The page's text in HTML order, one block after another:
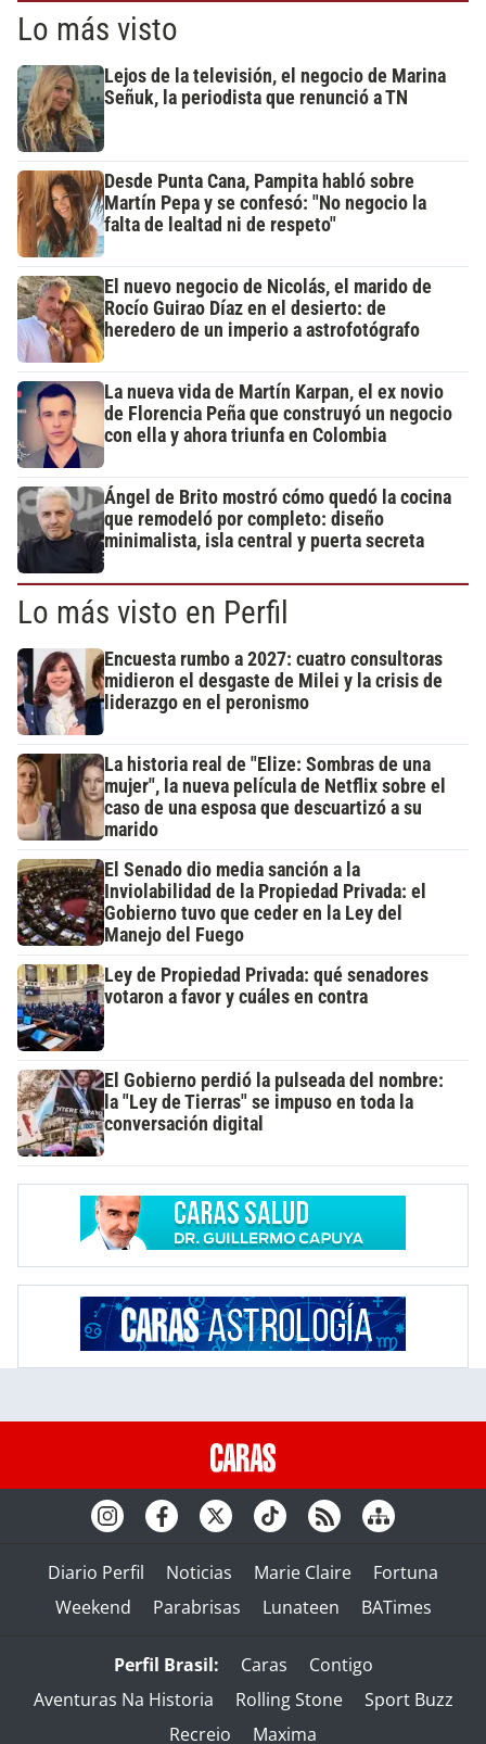
Lo más visto
Lejos de la televisión, el negocio de Marina
Señuk, la periodista que renunció a TN
Desde Punta Cana, Pampita habló sobre
Martín Pepa y se confesó: "No negocio la
falta de lealtad ni de respeto"
El nuevo negocio de Nicolás, el marido de
Rocío Guirao Díaz en el desierto: de
heredero de un imperio a astrofotógrafo
La nueva vida de Martín Karpan, el ex novio
de Florencia Peña que construyó un negocio
con ella y ahora triunfa en Colombia
Ángel de Brito mostró cómo quedó la cocina
que remodeló por completo: diseño
minimalista, isla central y puerta secreta
Lo más visto en Perfil
Encuesta rumbo a 2027: cuatro consultoras
midieron el desgaste de Milei y la crisis de
liderazgo en el peronismo
La historia real de "Elize: Sombras de una
mujer", la nueva película de Netflix sobre el
caso de una esposa que descuartizó a su
marido
El Senado dio media sanción a la
Inviolabilidad de la Propiedad Privada: el
Gobierno tuvo que ceder en la Ley del
Manejo del Fuego
Ley de Propiedad Privada: qué senadores
votaron a favor y cuáles en contra
El Gobierno perdió la pulseada del nombre:
la "Ley de Tierras" se impuso en toda la
conversación digital
Diario Perfil Noticias Marie Claire
Fortuna
Weekend
Parabrisas Lunateen BATimes
Perfil Brasil: Caras
Contigo
Aventuras Na Historia
Rolling Stone
Sport Buzz
Recreio
Maxima